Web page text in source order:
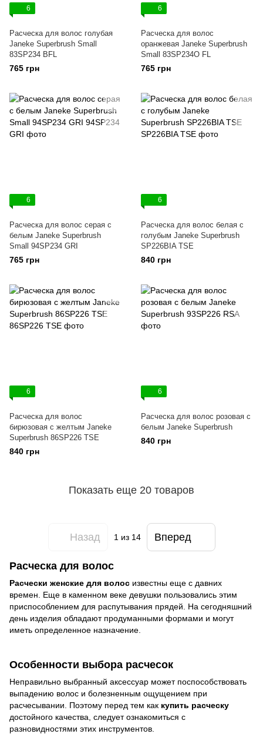
6
Расческа для волос голубая
Janeke Superbrush Small
83SP234 ВFL
765 грн
6
Расческа для волос
оранжевая Janeke Superbrush
Small 83SP234O FL
765 грн
6
Расческа для волос серая с
белым Janeke Superbrush
Small 94SP234 GRI
765 грн
6
Расческа для волос белая с
голубым Janeke Superbrush
SP226BIA TSE
840 грн
6
Расческа для волос
бирюзовая с желтым Janeke
Superbrush 86SP226 TSE
840 грн
6
Расческа для волос розовая с
белым Janeke Superbrush
840 грн
Показать еще 20 товаров
Назад 1 из 14 Вперед
Расческа для волос
Расчески женские для волос известны еще с давних
времен. Еще в каменном веке девушки пользовались этим
приспособлением для распутывания прядей. На сегодняшний
день изделия обладают продуманными формами и могут
иметь определенное назначение.
Особенности выбора расчесок
Неправильно выбранный аксессуар может поспособствовать
выпадению волос и болезненным ощущением при
расчесывании. Поэтому перед тем как купить расческу
достойного качества, следует ознакомиться с
разновидностями этих инструментов.